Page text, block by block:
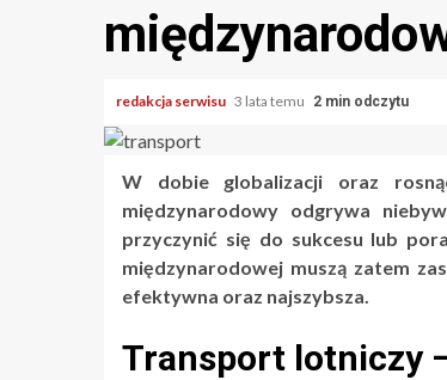
redakcja serwisu 3 lata temu 2 min odczytu
W dobie globalizacji oraz
międzynarodowy odgrywa
przyczynić się do sukcesu lub
międzynarodowej muszą zatem
efektywna oraz najszybsza.
Transport lotniczy